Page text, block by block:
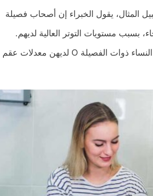
المثال، يقول الخبراء إن أصحاب فصيلة
النساء ذوات الفصيلة O لديهن معدلات عقم